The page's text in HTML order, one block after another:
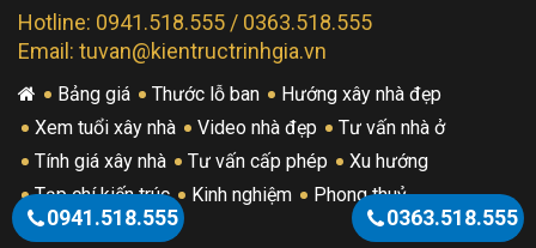
Hotline: 0941.518.555 / 0363.518.555
Email: tuvan@kientructrinhgia.vn
Bảng giá Thước lỗ ban
Hướng xây nhà đẹp
Xem tuổi xây nhà
Video nhà đẹp
Tư vấn nhà ở
Tính giá xây nhà
Tư vấn cấp phép
Xu hướng
Tạp chí kiến trúc
Kinh nghiệm Phong thuỷ
0941.518.555 0363.518.555